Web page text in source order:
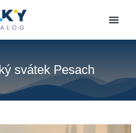
svátek Pesach